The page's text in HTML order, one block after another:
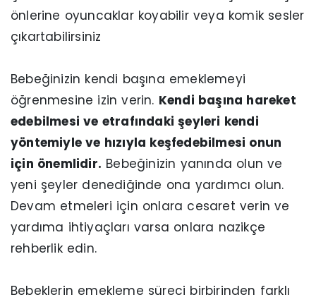
önlerine oyuncaklar koyabilir veya komik sesler
çıkartabilirsiniz
Bebeğinizin kendi başına emeklemeyi
öğrenmesine izin verin. Kendi başına hareket
edebilmesi ve etrafındaki şeyleri kendi
yöntemiyle ve hızıyla keşfedebilmesi onun
için önemlidir. Bebeğinizin yanında olun ve
yeni şeyler denediğinde ona yardımcı olun.
Devam etmeleri için onlara cesaret verin ve
yardıma ihtiyaçları varsa onlara nazikçe
rehberlik edin.
Bebeklerin emekleme süreci birbirinden farklı